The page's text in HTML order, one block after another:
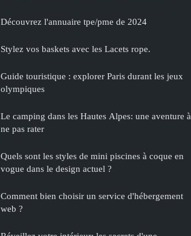
Découvrez l'annuaire tpe/pme de 2024
Stylez vos baskets avec les Lacets rope.
Guide touristique : explorer Paris durant les jeux
olympiques
Le camping dans les Hautes Alpes: une aventure à
ne pas rater
Quels sont les styles de mini piscines à coque en
vogue dans le design actuel ?
Comment bien choisir un service d'hébergement
web ?